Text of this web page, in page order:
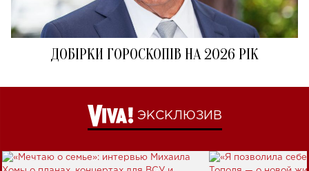
ДОБІРКИ ГОРОСКОПІВ НА 2026 РІК
ЭКСКЛЮЗИВ